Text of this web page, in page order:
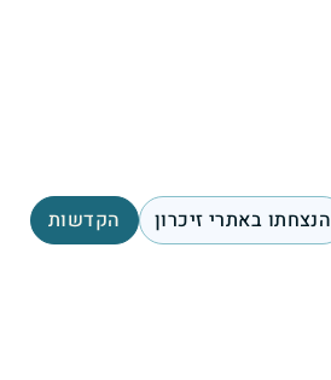
הנצחתו באתרי זיכרון הקדשות